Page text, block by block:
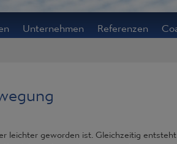
Unternehmen Referenzen
leichter geworden ist. Gleichzeitig entsteht